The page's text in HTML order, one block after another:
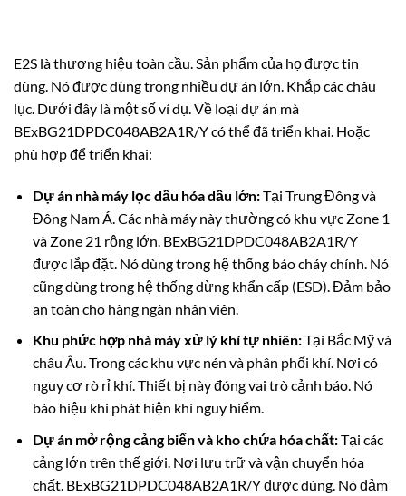
E2S là thương hiệu toàn cầu. Sản phẩm của họ được tin
dùng. Nó được dùng trong nhiều dự án lớn. Khắp các châu
lục. Dưới đây là một số ví dụ. Về loại dự án mà
BExBG21DPDC048AB2A1R/Y có thể đã triển khai. Hoặc
phù hợp để triển khai:
Dự án nhà máy lọc dầu hóa dầu lớn:Tại Trung Đông và
Đông Nam Á. Các nhà máy này thường có khu vực Zone 1
và Zone 21 rộng lớn. BExBG21DPDC048AB2A1R/Y
được lắp đặt. Nó dùng trong hệ thống báo cháy chính. Nó
cũng dùng trong hệ thống dừng khẩn cấp (ESD). Đảm bảo
an toàn cho hàng ngàn nhân viên.
Khu phức hợp nhà máy xử lý khí tự nhiên:Tại Bắc Mỹ và
châu Âu. Trong các khu vực nén và phân phối khí. Nơi có
nguy cơ rò rỉ khí. Thiết bị này đóng vai trò cảnh báo. Nó
báo hiệu khi phát hiện khí nguy hiểm.
Dự án mở rộng cảng biển và kho chứa hóa chất:Tại các
cảng lớn trên thế giới. Nơi lưu trữ và vận chuyển hóa
chất. BExBG21DPDC048AB2A1R/Y được dùng. Nó đảm